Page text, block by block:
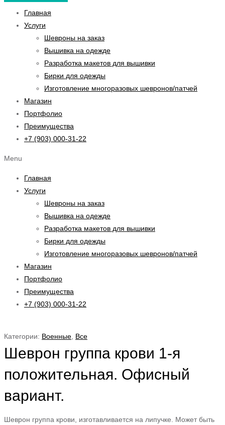
Главная
Услуги
Шевроны на заказ
Вышивка на одежде
Разработка макетов для вышивки
Бирки для одежды
Изготовление многоразовых шевронов/патчей
Магазин
Портфолио
Преимущества
+7 (903) 000-31-22
Menu
Главная
Услуги
Шевроны на заказ
Вышивка на одежде
Разработка макетов для вышивки
Бирки для одежды
Изготовление многоразовых шевронов/патчей
Магазин
Портфолио
Преимущества
+7 (903) 000-31-22
Категории: Военные Все
Шеврон группа крови 1-я
положительная. Офисный
вариант.
Шеврон группа крови, изготавливается на липучке. Может быть